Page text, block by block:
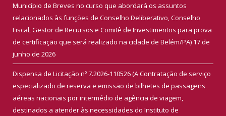
Município de Breves no curso que abordará os assuntos
relacionados às funções de Conselho Deliberativo, Conselho
Fiscal, Gestor de Recursos e Comitê de Investimentos para prova
de certificação que será realizado na cidade de Belém/PA) 17 de
junho de 2026
Dispensa de Licitação nº 7.2026-110526 (A Contratação de serviço
especializado de reserva e emissão de bilhetes de passagens
aéreas nacionais por intermédio de agência de viagem,
destinados a atender às necessidades do Instituto de